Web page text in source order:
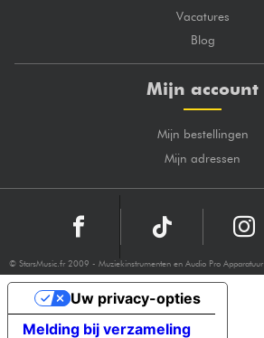
Vacatures
Blog
Mijn account
Mijn bestellingen
Mijn adressen
© StarsMusic.fr 2009 - Muziekinstrumenten en Audio Pro Apparatuur
Melding bij verzameling
Uw privacy-opties